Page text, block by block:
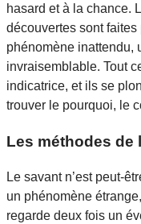
hasard et à la chance.
découvertes sont
phénomène inattendu,
invraisemblable. Tout
indicatrice, et ils se
trouver le pourquoi, le
Les méthodes de
Le savant n’est peut-
un phénomène
regarde deux fois un